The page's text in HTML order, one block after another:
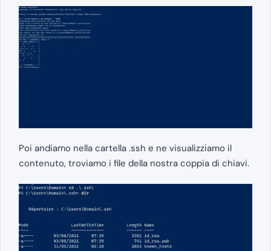
Poi andiamo nella cartella .ssh e ne visualizziamo il
contenuto, troviamo i file della nostra coppia di chiavi.